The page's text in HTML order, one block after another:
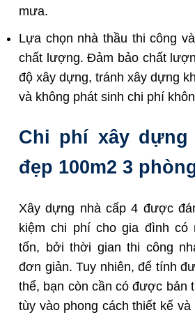
mưa.
Lựa chọn nhà thầu thi công
chất lượng. Đảm bảo chất
độ xây dựng, tránh xây dựng
và không phát sinh chi phí
Chi phí xây dựng
đẹp 100m2 3
Xây dựng nhà cấp 4 được
kiệm chi phí cho gia đình có
tốn, bởi thời gian thi công
đơn giản. Tuy nhiên, để tính
thể, bạn còn cần có được bản
tùy vào phong cách thiết kế và